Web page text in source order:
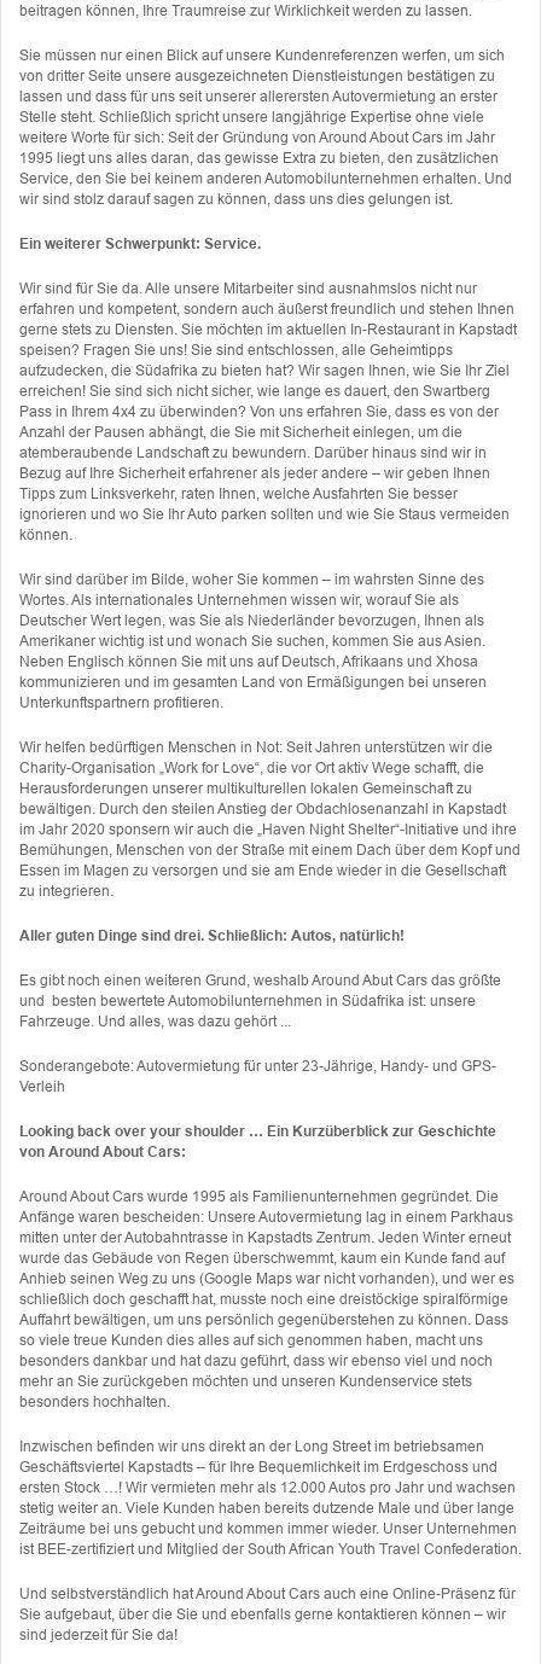
beitragen können, Ihre Traumreise zur Wirklichkeit werden zu lassen.
Sie müssen nur einen Blick auf unsere Kundenreferenzen werfen, um sich
von dritter Seite unsere ausgezeichneten Dienstleistungen bestätigen zu
lassen und dass für uns seit unserer allerersten Autovermietung an erster
Stelle steht. Schließlich spricht unsere langjährige Expertise ohne viele
weitere Worte für sich: Seit der Gründung von Around About Cars im Jahr
1995 liegt uns alles daran, das gewisse Extra zu bieten, den zusätzlichen
Service, den Sie bei keinem anderen Automobilunternehmen erhalten. Und
wir sind stolz darauf sagen zu können, dass uns dies gelungen ist.
Ein weiterer Schwerpunkt: Service.
Wir sind für Sie da. Alle unsere Mitarbeiter sind ausnahmslos nicht nur
erfahren und kompetent, sondern auch äußerst freundlich und stehen Ihnen
gerne stets zu Diensten. Sie möchten im aktuellen In-Restaurant in Kapstadt
speisen? Fragen Sie uns! Sie sind entschlossen, alle Geheimtipps
aufzudecken, die Südafrika zu bieten hat? Wir sagen Ihnen, wie Sie Ihr Ziel
erreichen! Sie sind sich nicht sicher, wie lange es dauert, den Swartberg
Pass in Ihrem 4x4 zu überwinden? Von uns erfahren Sie, dass es von der
Anzahl der Pausen abhängt, die Sie mit Sicherheit einlegen, um die
atemberaubende Landschaft zu bewundern. Darüber hinaus sind wir in
Bezug auf Ihre Sicherheit erfahrener als jeder andere – wir geben Ihnen
Tipps zum Linksverkehr, raten Ihnen, welche Ausfahrten Sie besser
ignorieren und wo Sie Ihr Auto parken sollten und wie Sie Staus vermeiden
können.
Wir sind darüber im Bilde, woher Sie kommen – im wahrsten Sinne des
Wortes. Als internationales Unternehmen wissen wir, worauf Sie als
Deutscher Wert legen, was Sie als Niederländer bevorzugen, Ihnen als
Amerikaner wichtig ist und wonach Sie suchen, kommen Sie aus Asien.
Neben Englisch können Sie mit uns auf Deutsch, Afrikaans und Xhosa
kommunizieren und im gesamten Land von Ermäßigungen bei unseren
Unterkunftspartnern profitieren.
Wir helfen bedürftigen Menschen in Not: Seit Jahren unterstützen wir die
Charity-Organisation „Work for Love“, die vor Ort aktiv Wege schafft, die
Herausforderungen unserer multikulturellen lokalen Gemeinschaft zu
bewältigen. Durch den steilen Anstieg der Obdachlosenanzahl in Kapstadt
im Jahr 2020 sponsern wir auch die „Haven Night Shelter“-Initiative und ihre
Bemühungen, Menschen von der Straße mit einem Dach über dem Kopf und
Essen im Magen zu versorgen und sie am Ende wieder in die Gesellschaft
zu integrieren.
Aller guten Dinge sind drei. Schließlich: Autos, natürlich!
Es gibt noch einen weiteren Grund, weshalb Around Abut Cars das größte
und besten bewertete Automobilunternehmen in Südafrika ist: unsere
Fahrzeuge. Und alles, was dazu gehört ...
Sonderangebote: Autovermietung für unter 23-Jährige, Handy- und GPS-
Verleih
Looking back over your shoulder … Ein Kurzüberblick zur Geschichte
von Around About Cars:
Around About Cars wurde 1995 als Familienunternehmen gegründet. Die
Anfänge waren bescheiden: Unsere Autovermietung lag in einem Parkhaus
mitten unter der Autobahntrasse in Kapstadts Zentrum. Jeden Winter erneut
wurde das Gebäude von Regen überschwemmt, kaum ein Kunde fand auf
Anhieb seinen Weg zu uns (Google Maps war nicht vorhanden), und wer es
schließlich doch geschafft hat, musste noch eine dreistöckige spiralförmige
Auffahrt bewältigen, um uns persönlich gegenüberstehen zu können. Dass
so viele treue Kunden dies alles auf sich genommen haben, macht uns
besonders dankbar und hat dazu geführt, dass wir ebenso viel und noch
mehr an Sie zurückgeben möchten und unseren Kundenservice stets
besonders hochhalten.
Inzwischen befinden wir uns direkt an der Long Street im betriebsamen
Geschäftsviertel Kapstadts – für Ihre Bequemlichkeit im Erdgeschoss und
ersten Stock …! Wir vermieten mehr als 12.000 Autos pro Jahr und wachsen
stetig weiter an. Viele Kunden haben bereits dutzende Male und über lange
Zeiträume bei uns gebucht und kommen immer wieder. Unser Unternehmen
ist BEE-zertifiziert und Mitglied der South African Youth Travel Confederation.
Und selbstverständlich hat Around About Cars auch eine Online-Präsenz für
Sie aufgebaut, über die Sie und ebenfalls gerne kontaktieren können – wir
sind jederzeit für Sie da!